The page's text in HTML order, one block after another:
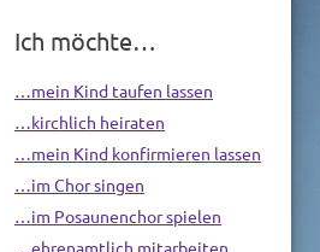
Ich möchte…
…mein Kind taufen lassen
…kirchlich heiraten
…mein Kind konfirmieren lassen
…im Chor singen
…im Posaunenchor spielen
…ehrenamtlich mitarbeiten